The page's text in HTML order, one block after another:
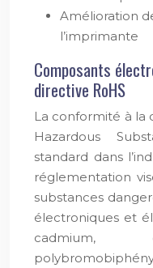
Amélioration
l’imprimante
Composants
directive RoHS
La conformité à la
Hazardous
standard dans
réglementation
substances
électroniques et
cadmium,